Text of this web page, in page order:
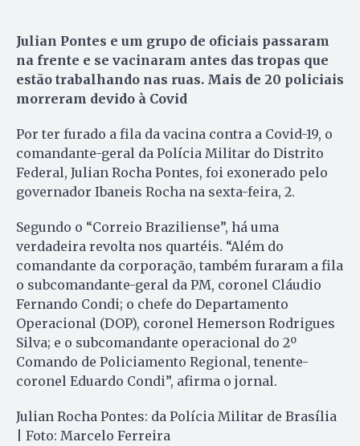
Julian Pontes e um grupo de oficiais passaram
na frente e se vacinaram antes das tropas que
estão trabalhando nas ruas. Mais de 20 policiais
morreram devido à Covid
Por ter furado a fila da vacina contra a Covid-19, o
comandante-geral da Polícia Militar do Distrito
Federal, Julian Rocha Pontes, foi exonerado pelo
governador Ibaneis Rocha na sexta-feira, 2.
Segundo o “Correio Braziliense”, há uma
verdadeira revolta nos quartéis. “Além do
comandante da corporação, também furaram a fila
o subcomandante-geral da PM, coronel Cláudio
Fernando Condi; o chefe do Departamento
Operacional (DOP), coronel Hemerson Rodrigues
Silva; e o subcomandante operacional do 2º
Comando de Policiamento Regional, tenente-
coronel Eduardo Condi”, afirma o jornal.
Julian Rocha Pontes: da Polícia Militar de Brasília
| Foto: Marcelo Ferreira